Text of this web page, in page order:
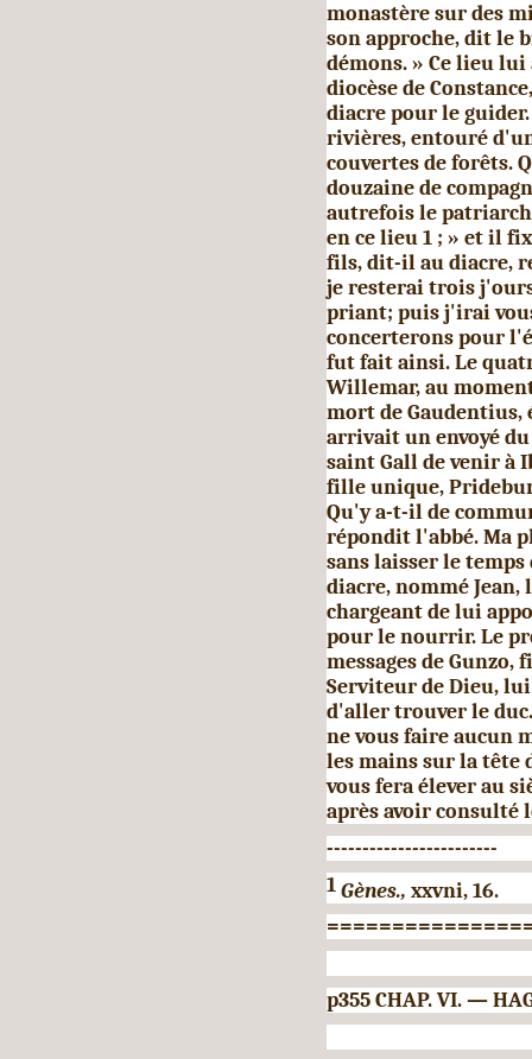
monastère sur des
son approche, dit le
démons. » Ce lieu
diocèse de
diacre pour le
rivières, entouré
couvertes de forêts.
douzaine de
autrefois le
en ce lieu 1 ; » et il
fils, dit-il au diacre,
je resterai trois
priant; puis j'irai
concerterons pour
fut fait ainsi. Le
Willemar, au
mort de Gaudentius,
arrivait un envoyé
saint Gall de venir à
fille unique,
Qu'y a-t-il de
ré­pondit l'abbé. Ma
sans laisser le
diacre, nommé Jean,
chargeant de lui
pour le nourrir. Le
messages de
Serviteur de Dieu,
d'aller trouver le
ne vous faire aucun
les mains sur la tête
vous fera élever au
après avoir consulté
------------------------
1Gènes., xxvni, 16.
p355 CHAP. VI. —